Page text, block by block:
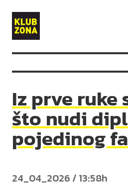
Klub
Zona
Iz prve ruke
što nudi
pojedinog
24_04_2026 / 13:58h